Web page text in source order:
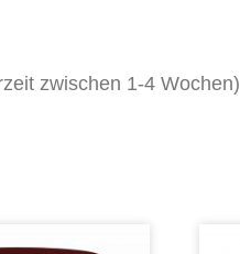
zwischen 1-4 Wochen)